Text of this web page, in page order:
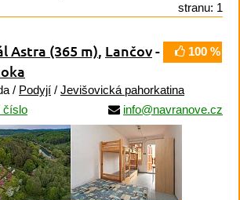
stranu: 1
100 %
Astra (365 m), Lančov-
/ Podyjí / Jevišovická pahorkatina
číslo
info@navranove.cz